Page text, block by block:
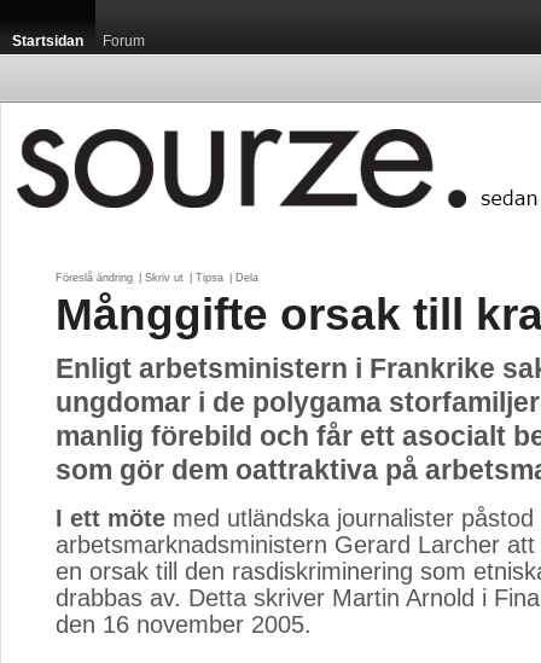
Startsidan Forum
Föreslå ändring Skriv ut Tipsa Dela
Månggifte orsak till
Enligt arbetsministern i Frankrike
ungdomar i de polygama
manlig förebild och får ett asocialt
som gör dem oattraktiva på
I ett möte med utländska journalister
arbetsmarknadsministern Gerard Larcher
en orsak till den rasdiskriminering som
drabbas av. Detta skriver Martin Arnold i
den 16 november 2005.